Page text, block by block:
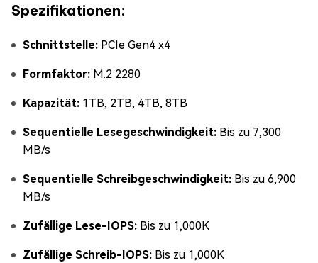
Spezifikationen:
Schnittstelle: PCIe Gen4 x4
Formfaktor: M.2 2280
Kapazität: 1TB, 2TB, 4TB, 8TB
Sequentielle Lesegeschwindigkeit: Bis zu 7,300
MB/s
Sequentielle Schreibgeschwindigkeit: Bis zu 6,900
MB/s
Zufällige Lese-IOPS: Bis zu 1,000K
Zufällige Schreib-IOPS: Bis zu 1,000K